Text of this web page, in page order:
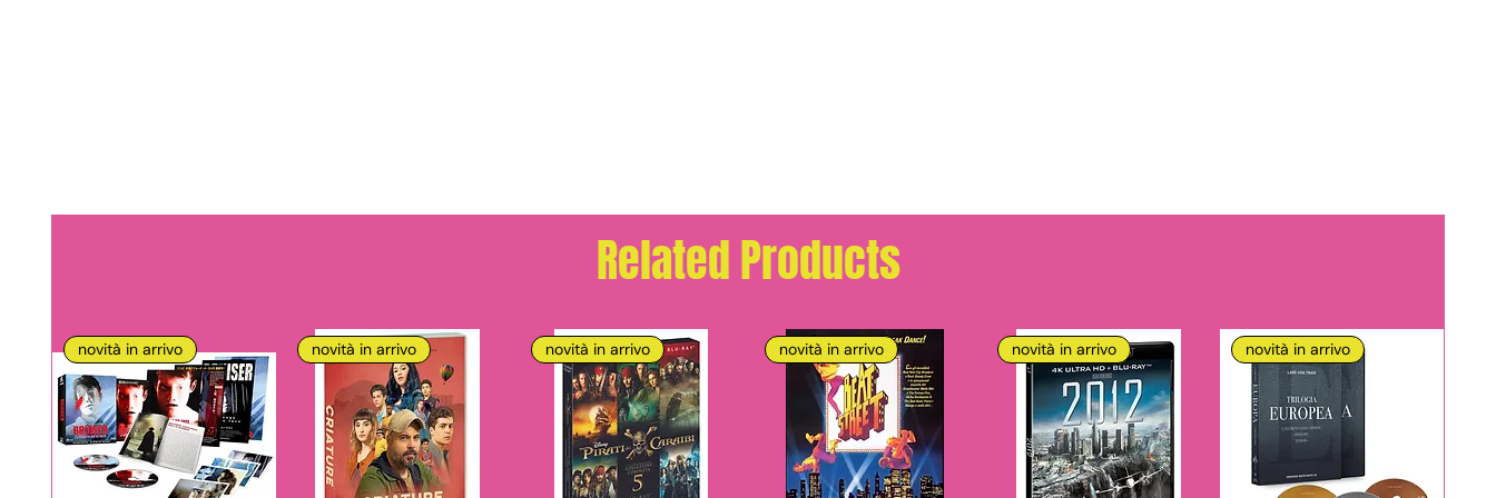
Related Products
novità in arrivo novità in arrivo novità in arrivo novità in arrivo novità in arrivo novità in arrivo